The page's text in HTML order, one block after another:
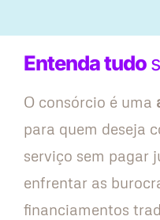
Entenda tudo
O consórcio é uma
para quem deseja
serviço sem pagar
enfrentar as
financiamentos